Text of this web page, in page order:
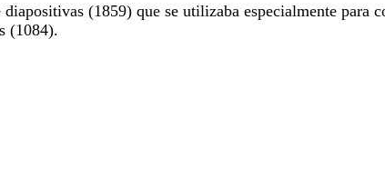
(1859) que se utilizaba especialmente
(1084).